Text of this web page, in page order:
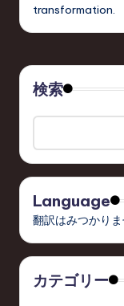
r
e
,
T
e
c
h
a
n
d
transformation.
検索
Language
翻訳はみつかり
カテゴリー